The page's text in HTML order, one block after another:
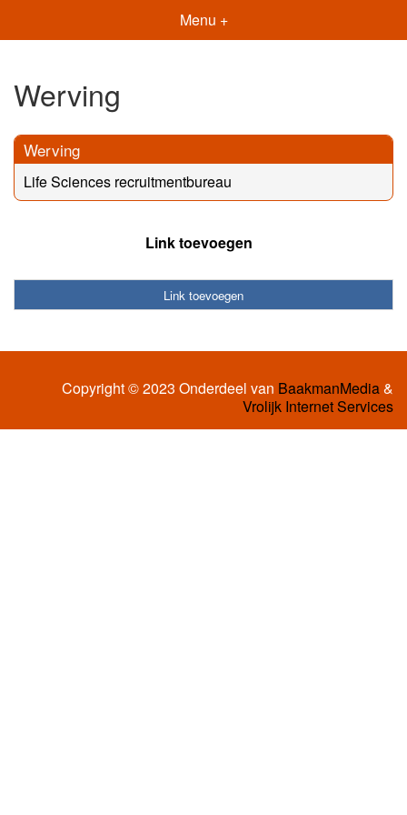
Menu +
Werving
Werving
Life Sciences recruitmentbureau
Link toevoegen
Link toevoegen
Copyright © 2023 Onderdeel van BaakmanMedia&
Vrolijk Internet Services